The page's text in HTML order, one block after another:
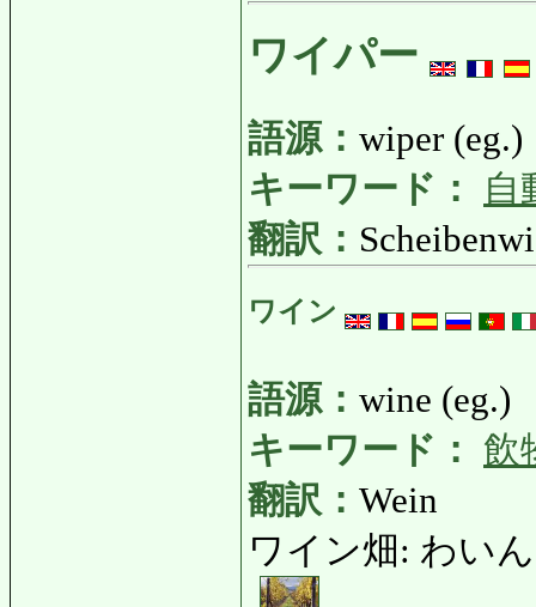
ワイパー
語源： wiper (eg.)
キーワード：
自
翻訳：
ワイン
語源： wine (eg.)
キーワード：
飲
翻訳： Wein
ワイン畑: わい